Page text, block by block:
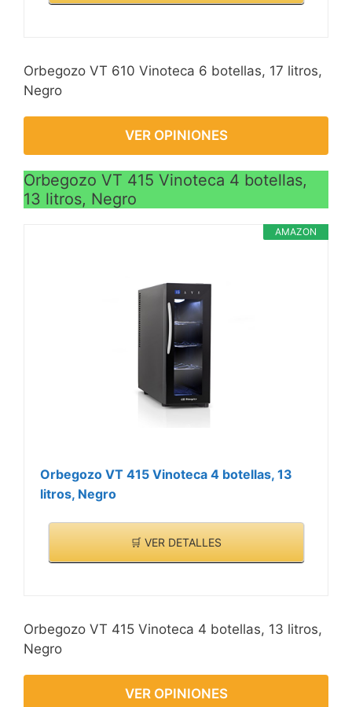
Orbegozo VT 610 Vinoteca 6 botellas, 17 litros,
Negro
VER OPINIONES
Orbegozo VT 415 Vinoteca 4 botellas,
13 litros, Negro
AMAZON
Orbegozo VT 415 Vinoteca 4 botellas, 13
litros, Negro
🛒 VER DETALLES
Orbegozo VT 415 Vinoteca 4 botellas, 13 litros,
Negro
VER OPINIONES